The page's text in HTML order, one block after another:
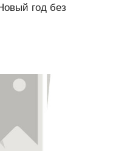
год без